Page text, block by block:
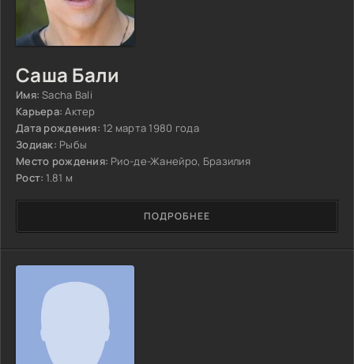
Саша Бали
Имя: Sacha Bali
Карьера: Актер
Дата рождения: 12 марта 1980 года
Зодиак: Рыбы
Место рождения: Рио-де-Жанейро, Бразилия
Рост: 1.81 м
ПОДРОБНЕЕ